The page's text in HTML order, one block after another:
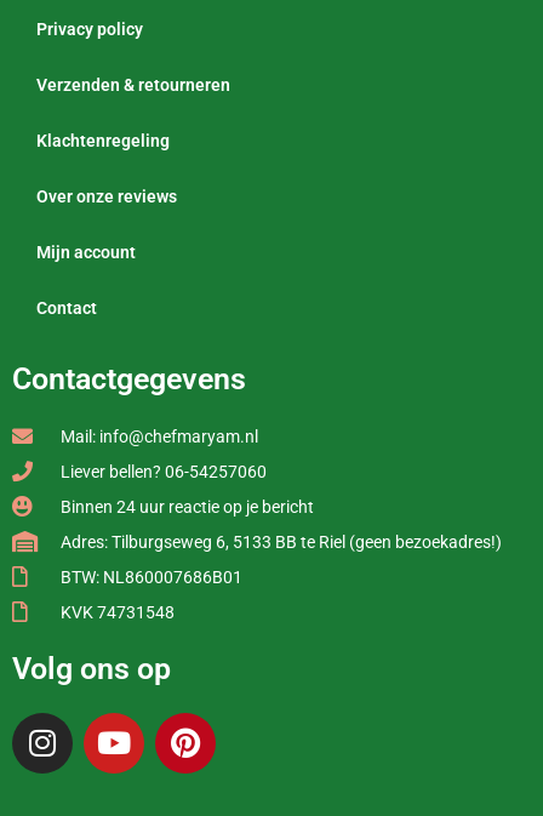
Privacy policy
Verzenden & retourneren
Klachtenregeling
Over onze reviews
Mijn account
Contact
Contactgegevens
Mail: info@chefmaryam.nl
Liever bellen? 06-54257060
Binnen 24 uur reactie op je bericht
Adres: Tilburgseweg 6, 5133 BB te Riel (geen bezoekadres!)
BTW: NL860007686B01
KVK 74731548
Volg ons op
I
n
Y
o
P
i